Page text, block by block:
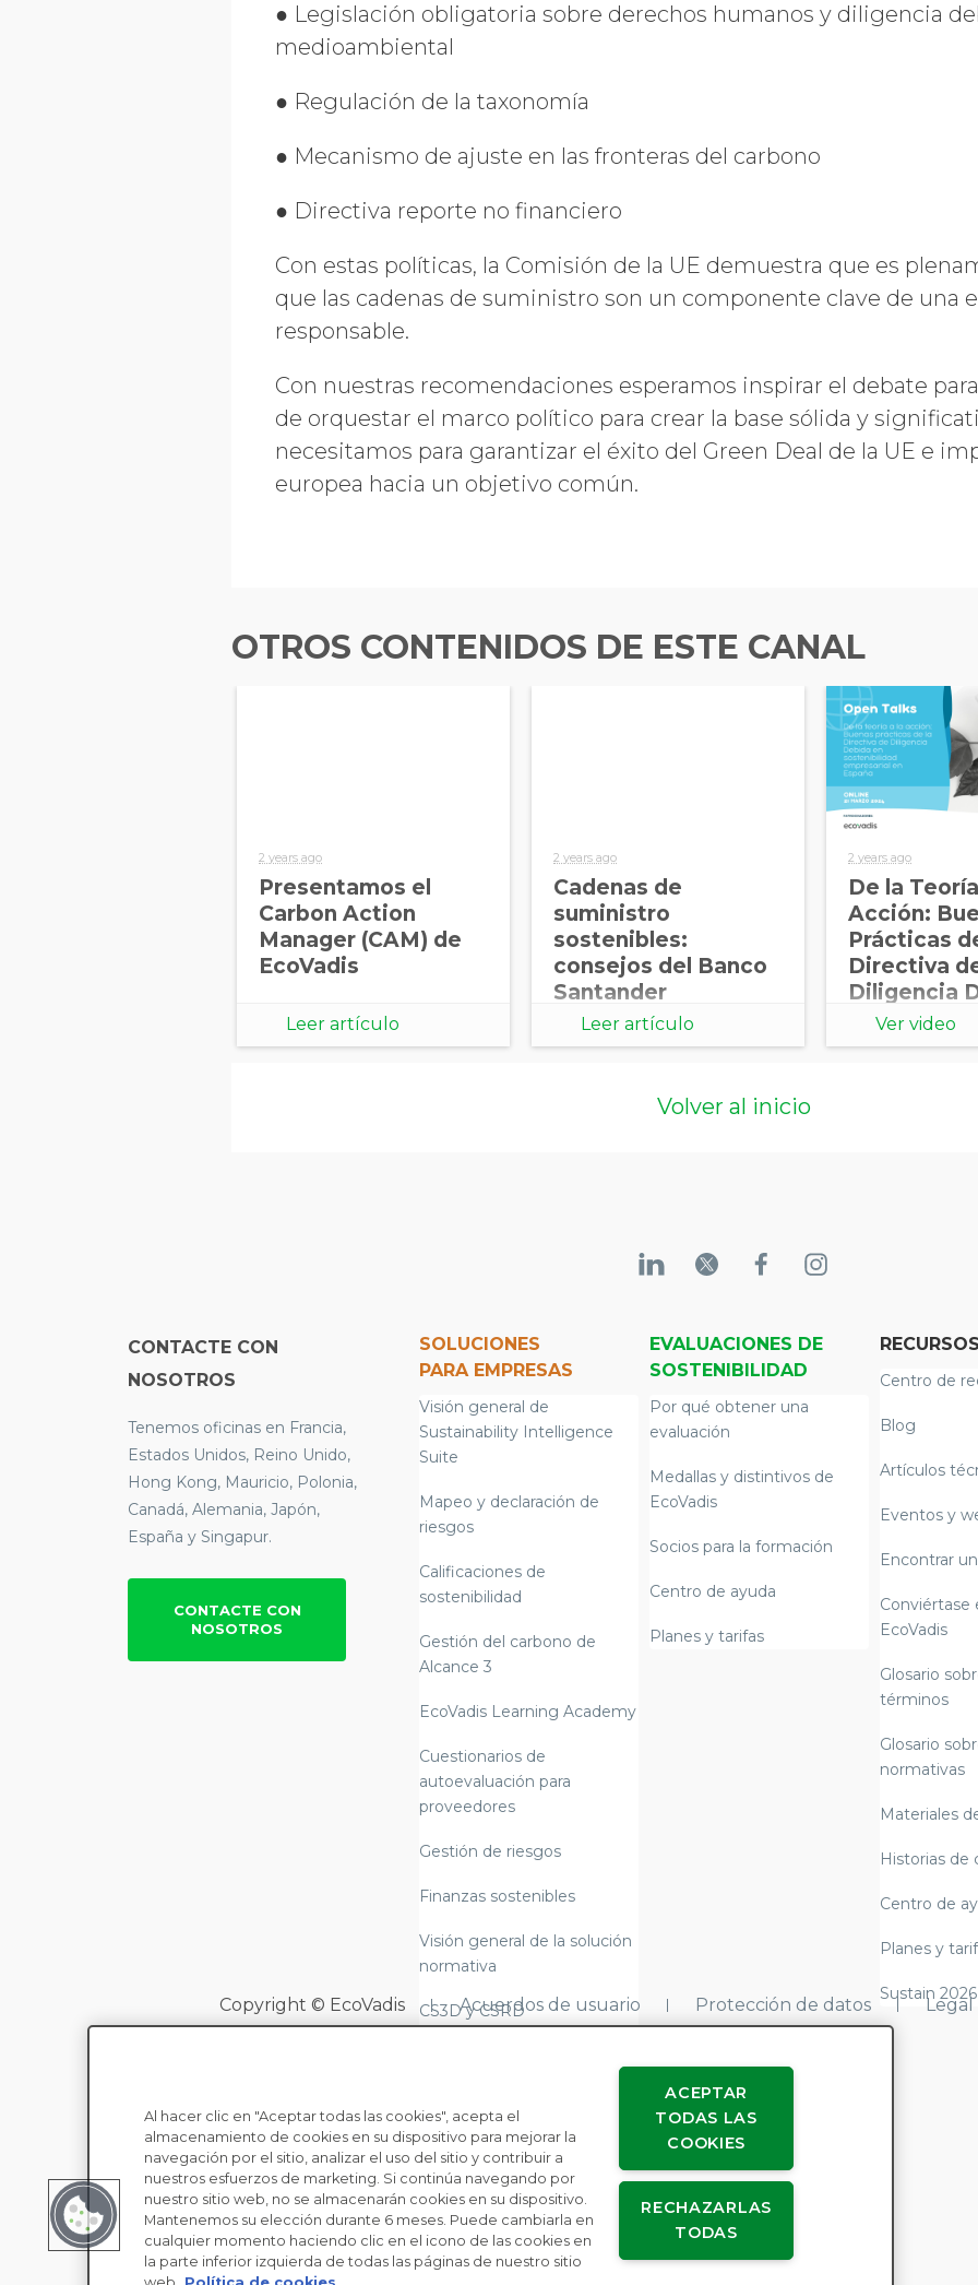
● Legislación obligatoria sobre derechos humanos y diligencia
medioambiental
● Regulación de la taxonomía
● Mecanismo de ajuste en las fronteras del carbono
● Directiva reporte no financiero
Con estas políticas, la Comisión de la UE demuestra que es
que las cadenas de suministro son un componente clave de una
responsable.
Con nuestras recomendaciones esperamos inspirar el debate
de orquestar el marco político para crear la base sólida y
necesitamos para garantizar el éxito del Green Deal de la UE e
europea hacia un objetivo común.
OTROS CONTENIDOS DE ESTE CANAL
2 years ago
Presentamos el
Carbon Action
Manager (CAM) de
EcoVadis
Leer artículo
2 years ago
Cadenas de
suministro
sostenibles:
consejos del Banco
Santander
Leer artículo
2 years ago
De la
Acción:
Prácticas
Directiva
Diligencia
Ver video
Volver al inicio
CONTACTE CON
NOSOTROS
Tenemos oficinas en Francia,
Estados Unidos, Reino Unido,
Hong Kong, Mauricio, Polonia,
Canadá, Alemania, Japón,
España y Singapur.
CONTACTE CON
NOSOTROS
SOLUCIONES
PARA EMPRESAS
Visión general de
Sustainability Intelligence
Suite
Mapeo y declaración de
riesgos
Calificaciones de
sostenibilidad
Gestión del carbono de
Alcance 3
EcoVadis Learning Academy
Cuestionarios de
autoevaluación para
proveedores
Gestión de riesgos
Finanzas sostenibles
Visión general de la solución
normativa
CS3D y CSRD
Alcance 3 de cumplimiento
normativo y elaboración de
informes
Leyes sobre la esclavitud
moderna
EVALUACIONES DE
SOSTENIBILIDAD
Por qué obtener una
evaluación
Medallas y distintivos de
EcoVadis
Socios para la formación
Centro de ayuda
Planes y tarifas
RECURSOS
Centro de
Blog
Artículos
Eventos y
Encontrar
Conviértase
EcoVadis
Glosario
términos
Glosario
normativas
Materiales
Historias de
Centro de
Planes y
Sustain 2026
Copyright © EcoVadis Acuerdos de usuario Protección de datos Legal
Al hacer clic en "Aceptar todas las cookies", acepta el
almacenamiento de cookies en su dispositivo para mejorar la
navegación por el sitio, analizar el uso del sitio y contribuir a
nuestros esfuerzos de marketing. Si continúa navegando por
nuestro sitio web, no se almacenarán cookies en su dispositivo.
Mantenemos su elección durante 6 meses. Puede cambiarla en
cualquier momento haciendo clic en el icono de las cookies en
la parte inferior izquierda de todas las páginas de nuestro sitio
ACEPTAR
TODAS LAS
COOKIES
RECHAZARLAS
TODAS